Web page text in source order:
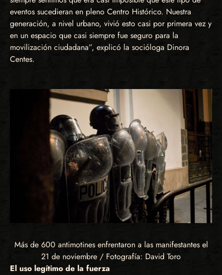
eventos sucedieran en pleno Centro Histórico. Nuestra
generación, a nivel urbano, vivió esto casi por primera vez y
en un espacio que casi siempre fue seguro para la
movilización ciudadana”, explicó la socióloga Dinora
Centes.
Más de 600 antimotines enfrentaron a las manifestantes el
21 de noviembre / Fotografía: David Toro
El uso legítimo de la fuerza